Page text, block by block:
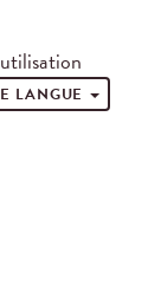
LANGUE